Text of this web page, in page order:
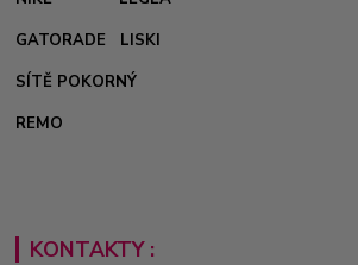
GATORADE
LISKI
SÍTĚ POKORNÝ
REMO
KONTAKTY :